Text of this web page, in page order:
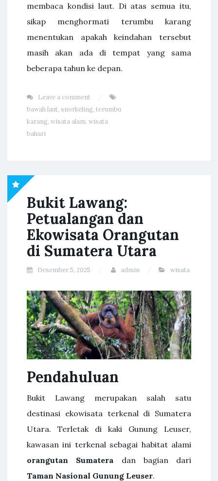
membaca kondisi laut. Di atas semua itu,
sikap menghormati terumbu karang
menentukan apakah keindahan tersebut
masih akan ada di tempat yang sama
beberapa tahun ke depan.
Leave a comment
bawah laut, snorkeling, terumbu
karang, wisata alam, wisata
bahari
Bukit Lawang:
Petualangan dan
Ekowisata Orangutan
di Sumatera Utara
Desember 5, 2025 admin wisata
Pendahuluan
Bukit Lawang merupakan salah satu
destinasi ekowisata terkenal di Sumatera
Utara. Terletak di kaki Gunung Leuser,
kawasan ini terkenal sebagai habitat alami
orangutan Sumatera dan bagian dari
Taman Nasional Gunung Leuser.